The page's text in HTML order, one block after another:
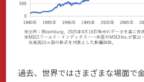
過去、世界ではさまざまな場面で